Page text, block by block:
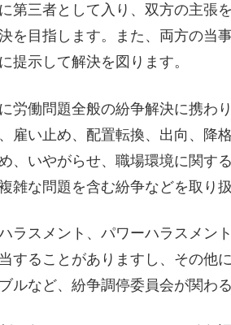
第三者として入り、双方の主張
を目指します。また、両方の当
提示して解決を図ります。
労働問題全般の紛争解決に携わ
雇い止め、配置転換、出向、降
、いやがらせ、職場環境に関す
雑な問題を含む紛争などを取り扱
ラスメント、パワーハラスメン
することがありますし、その他
ルなど、紛争調停委員会が関わ